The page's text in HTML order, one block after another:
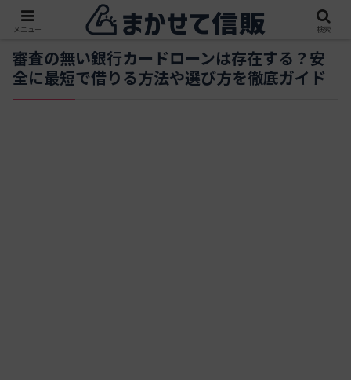
審査の無い銀行カードローンは存在する？安
全に最短で借りる方法や選び方を徹底ガイド
メニュー 検索